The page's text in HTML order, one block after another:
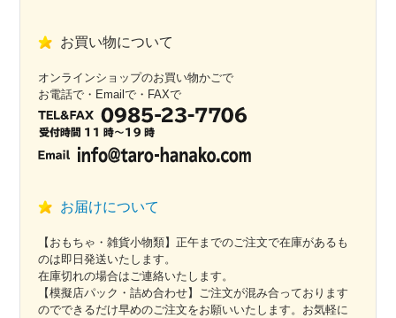
お買い物について
オンラインショップのお買い物かごで
お電話で・Emailで・FAXで
お届けについて
【おもちゃ・雑貨小物類】正午までのご注文で在庫があるも
のは即日発送いたします。
在庫切れの場合はご連絡いたします。
【模擬店パック・詰め合わせ】ご注文が混み合っております
のでできるだけ早めのご注文をお願いいたします。お気軽に